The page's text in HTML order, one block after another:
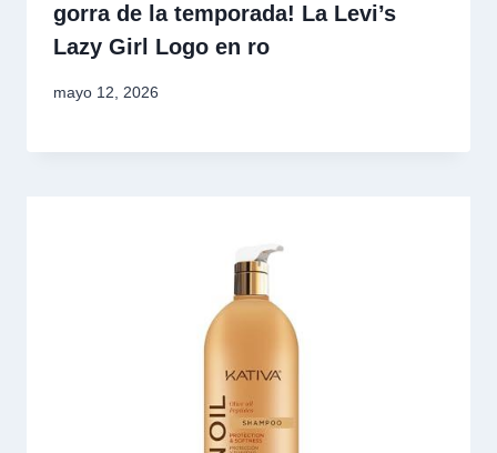
gorra de la temporada! La Levi’s
Lazy Girl Logo en ro
mayo 12, 2026